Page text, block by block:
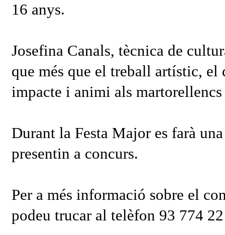
16 anys.
Josefina Canals, tècnica de
que més que el treball artístic, el
impacte i animi als
Durant la Festa Major es farà
presentin a concurs.
Per a més informació sobre el
podeu trucar al telèfon 93 774